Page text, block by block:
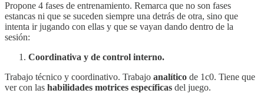
Propone 4 fases de entrenamiento. Remarca que no son fases
estancas ni que se suceden siempre una detrás de otra, sino que
intenta ir jugando con ellas y que se vayan dando dentro de la
sesión:
Coordinativa y de control interno.
Trabajo técnico y coordinativo. Trabajo analítico de 1c0. Tiene que
ver con las habilidades motrices específicas del juego.